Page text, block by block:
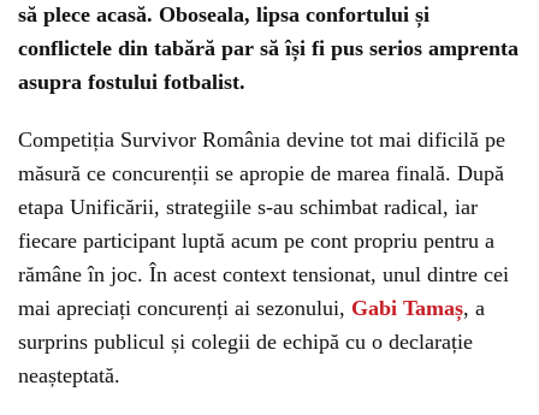
să plece acasă. Oboseala, lipsa confortului și
conflictele din tabără par să își fi pus serios amprenta
asupra fostului fotbalist.
Competiția Survivor România devine tot mai dificilă pe
măsură ce concurenții se apropie de marea finală. După
etapa Unificării, strategiile s-au schimbat radical, iar
fiecare participant luptă acum pe cont propriu pentru a
rămâne în joc. În acest context tensionat, unul dintre cei
mai apreciați concurenți ai sezonului, Gabi Tamaș, a
surprins publicul și colegii de echipă cu o declarație
neașteptată.